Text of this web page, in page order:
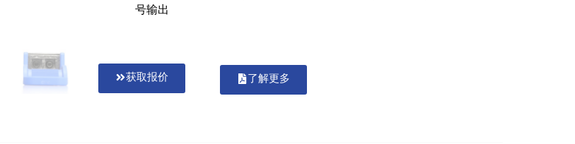
号输出
获取报价 了解更多